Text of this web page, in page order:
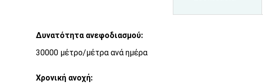
Δυνατότητα ανεφοδιασμού:
30000 μέτρο/μέτρα ανά ημέρα
Χρονική ανοχή: